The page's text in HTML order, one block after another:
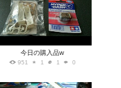
今日の購入品w
951 1 1 0